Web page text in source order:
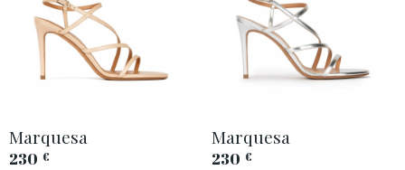
Marquesa
230 €
Marquesa
230 €